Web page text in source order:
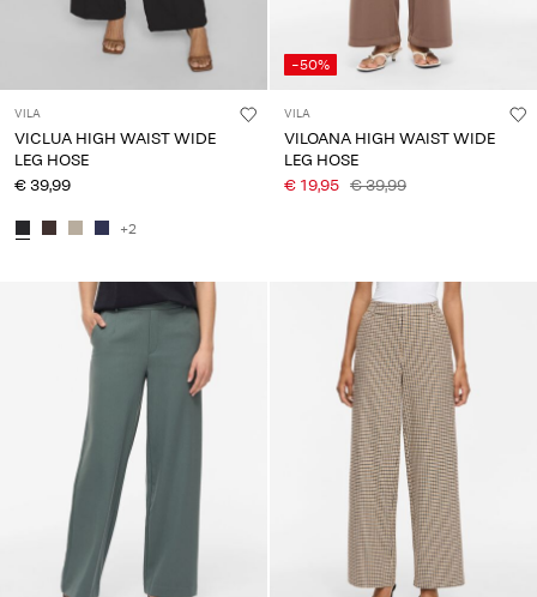
VILA
VICLUA HIGH WAIST WIDE
LEG HOSE
€ 39,99
+2
-50%
VILA
VILOANA HIGH WAIST WIDE
LEG HOSE
€ 19,95 € 39,99